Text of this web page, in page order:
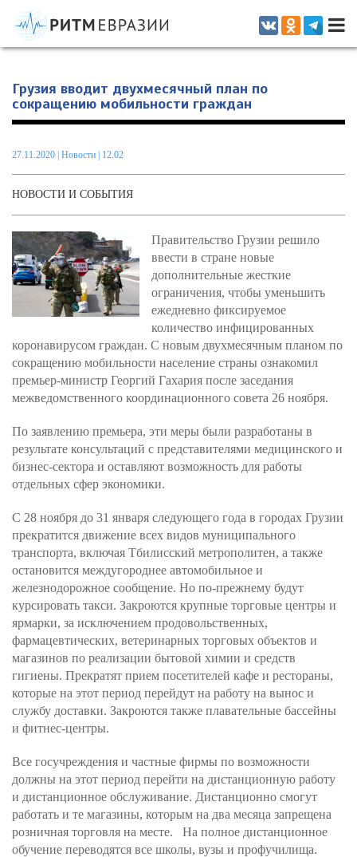
Информационно-аналитическое издание, посвященное актуальным
проблемам интеграции на постсоветском пространстве
Грузия вводит двухмесячный план по
сокращению мобильности граждан
27.11.2020 Новости | 12.02
НОВОСТИ И СОБЫТИЯ
Правительство Грузии решило
ввести в стране новые
дополнительные жесткие
ограничения, чтобы уменьшить
ежедневно фиксируемое
количество инфицированных
коронавирусом граждан. С новым двухмесячным планом по
сокращению мобильности население страны ознакомил
премьер-министр Георгий Гахария после заседания
межведомственного координационного совета 26 ноября.
По заявлению премьера, эти меры были разработаны в
результате консультаций с представителями медицинского и
бизнес-сектора и оставляют возможность для работы
отдельных сфер экономики.
С 28 ноября до 31 января следующего года в городах Грузии
прекратится движение всех видов муниципального
транспорта, включая Тбилисский метрополитен, а также
остановится междугороднее автомобильное и
железнодорожное сообщение. Но по-прежнему будут
курсировать такси. Закроются крупные торговые центры и
ярмарки, за исключением продовольственных,
фармацевтических, ветеринарных торговых объектов и
магазинов по реализации бытовой химии и средств
гигиены. Прекратят прием посетителей кафе и рестораны,
которые на этот период перейдут на работу на вынос и
службу доставки. Закроются также плавательные бассейны
и фитнес-центры.
Все госучреждения и частные фирмы по возможности
должны на этот период перейти на дистанционную работу
и дистанционное обслуживание. Дистанционно смогут
работать и те магазины, которым на два месяца запрещена
розничная торговля на месте. На полное дистанционное
обучение переводятся все школы, вузы и профучилища.